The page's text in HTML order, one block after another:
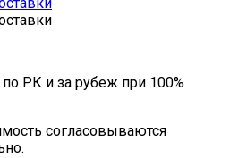
РК и за рубеж при 100%
согласовываются